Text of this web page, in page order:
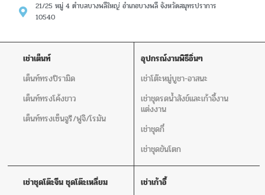
21/25 หมู่ 4 ตำบลบางพลีใหญ่ อำเภอบางพลี จังหวัดสมุทรปราการ
10540
เช่าเต็นท์
เต็นท์ทรงปิรามิด
เต็นท์ทรงโค้งขาว
เต็นท์ทรงเซ็นจูรี/ฟูจิ/โรมัน
อุปกรณ์งานพิธีอิ่นๆ
เช่าโต๊ะหมู่บูชา-อาสนะ
เช่าชุดรดน้ำสังข์และเก้าอี้งาน
แต่งงาน
เช่าชุดกี๋
เช่าชุดขันโตก
เช่าชุดโต๊ะจีน ชุดโต๊ะเหลี่ยม
เช่าเก้าอี้